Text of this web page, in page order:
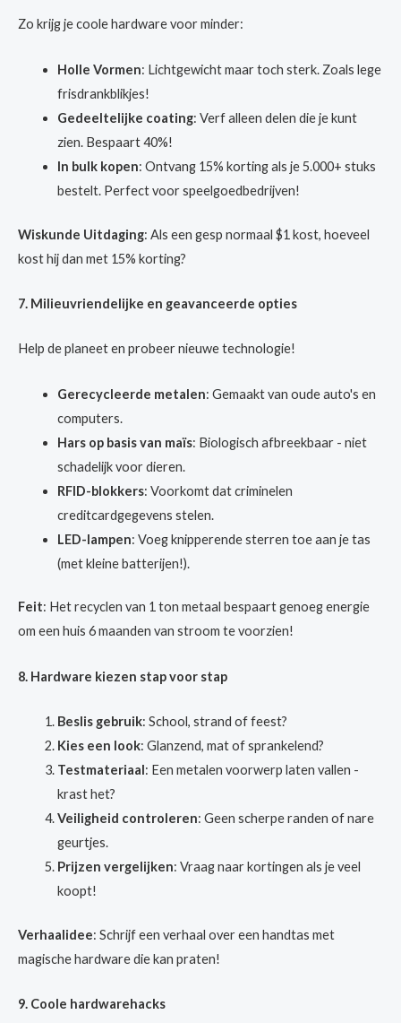
Zo krijg je coole hardware voor minder:
Holle Vormen: Lichtgewicht maar toch sterk. Zoals lege
frisdrankblikjes!
Gedeeltelijke coating: Verf alleen delen die je kunt
zien. Bespaart 40%!
In bulk kopen: Ontvang 15% korting als je 5.000+ stuks
bestelt. Perfect voor speelgoedbedrijven!
Wiskunde Uitdaging: Als een gesp normaal $1 kost, hoeveel
kost hij dan met 15% korting?
7. Milieuvriendelijke en geavanceerde opties
Help de planeet en probeer nieuwe technologie!
Gerecycleerde metalen: Gemaakt van oude auto's en
computers.
Hars op basis van maïs: Biologisch afbreekbaar - niet
schadelijk voor dieren.
RFID-blokkers: Voorkomt dat criminelen
creditcardgegevens stelen.
LED-lampen: Voeg knipperende sterren toe aan je tas
(met kleine batterijen!).
Feit: Het recyclen van 1 ton metaal bespaart genoeg energie
om een huis 6 maanden van stroom te voorzien!
8. Hardware kiezen stap voor stap
Beslis gebruik: School, strand of feest?
Kies een look: Glanzend, mat of sprankelend?
Testmateriaal: Een metalen voorwerp laten vallen -
krast het?
Veiligheid controleren: Geen scherpe randen of nare
geurtjes.
Prijzen vergelijken: Vraag naar kortingen als je veel
koopt!
Verhaalidee: Schrijf een verhaal over een handtas met
magische hardware die kan praten!
9. Coole hardwarehacks